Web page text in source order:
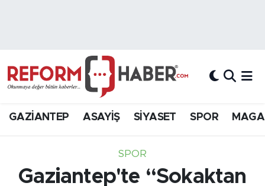
GAZİANTEP ASAYİŞ SİYASET SPOR
SPOR
Gaziantep'te “Sokaktan
Hava Durumu
Süper Lig Puan Durumu ve Fikstür
Tüm Manşetler